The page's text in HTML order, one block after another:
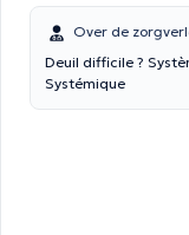
Over de
Deuil difficile ?
Systémique